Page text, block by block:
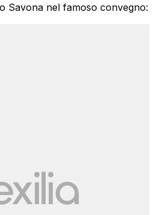
Savona nel famoso convegno: